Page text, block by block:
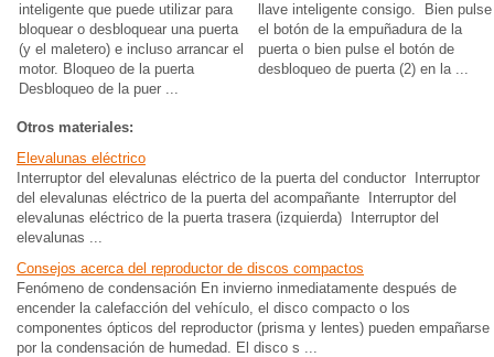
inteligente que puede utilizar para
bloquear o desbloquear una puerta
(y el maletero) e incluso arrancar el
motor. Bloqueo de la puerta
Desbloqueo de la puer ...
llave inteligente consigo. Bien pulse
el botón de la empuñadura de la
puerta o bien pulse el botón de
desbloqueo de puerta (2) en la ...
Otros materiales:
Elevalunas eléctrico
Interruptor del elevalunas eléctrico de la puerta del conductor Interruptor
del elevalunas eléctrico de la puerta del acompañante Interruptor del
elevalunas eléctrico de la puerta trasera (izquierda) Interruptor del
elevalunas ...
Consejos acerca del reproductor de discos compactos
Fenómeno de condensación En invierno inmediatamente después de
encender la calefacción del vehículo, el disco compacto o los
componentes ópticos del reproductor (prisma y lentes) pueden empañarse
por la condensación de humedad. El disco s ...